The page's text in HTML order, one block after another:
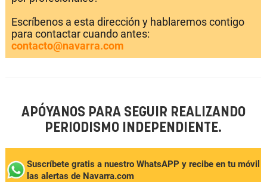
Escríbenos a esta dirección y hablaremos contigo
para contactar cuando antes:
contacto@navarra.com
APÓYANOS PARA SEGUIR REALIZANDO
PERIODISMO INDEPENDIENTE.
Suscríbete gratis a nuestro WhatsAPP y recibe en tu móvil
las alertas de Navarra.com